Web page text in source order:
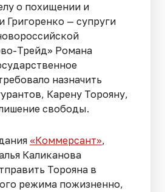
о похищении и
Григоренко — супруги
Трейд» Романа
назначить
Карену Торояну,
свободы.
«Коммерсант»,
Каликанова
Торояна в
режима пожизненно,